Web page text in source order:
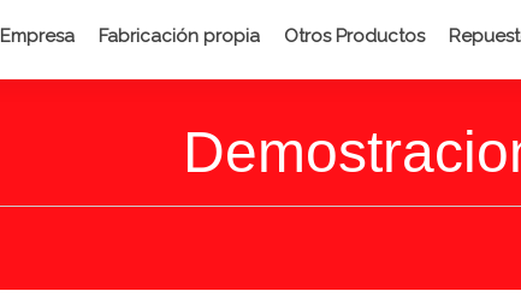
Empresa Fabricación propia Otros Productos